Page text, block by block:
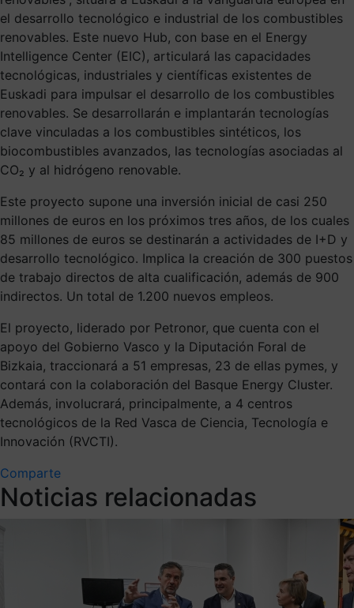
el desarrollo tecnológico e industrial de los combustibles
renovables. Este nuevo Hub, con base en el Energy
Intelligence Center (EIC), articulará las capacidades
tecnológicas, industriales y científicas existentes de
Euskadi para impulsar el desarrollo de los combustibles
renovables. Se desarrollarán e implantarán tecnologías
clave vinculadas a los combustibles sintéticos, los
biocombustibles avanzados, las tecnologías asociadas al
CO₂ y al hidrógeno renovable.
Este proyecto supone una inversión inicial de casi 250
millones de euros en los próximos tres años, de los cuales
85 millones de euros se destinarán a actividades de I+D y
desarrollo tecnológico. Implica la creación de 300 puestos
de trabajo directos de alta cualificación, además de 900
indirectos. Un total de 1.200 nuevos empleos.
El proyecto, liderado por Petronor, que cuenta con el
apoyo del Gobierno Vasco y la Diputación Foral de
Bizkaia, traccionará a 51 empresas, 23 de ellas pymes, y
contará con la colaboración del Basque Energy Cluster.
Además, involucrará, principalmente, a 4 centros
tecnológicos de la Red Vasca de Ciencia, Tecnología e
Innovación (RVCTI).
Comparte
Noticias relacionadas